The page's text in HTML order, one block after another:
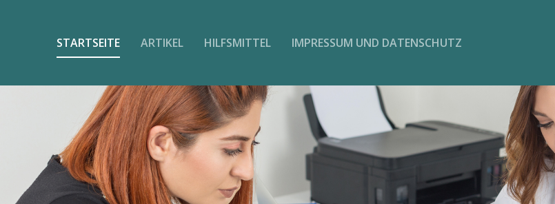
STARTSEITE ARTIKEL HILFSMITTEL IMPRESSUM UND DATENSCHUTZ